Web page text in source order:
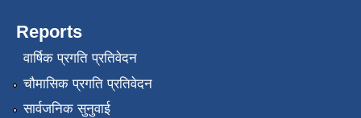
Reports
वार्षिक प्रगति प्रतिवेदन
चौमासिक प्रगति प्रतिवेदन
सार्वजनिक सुनुवाई